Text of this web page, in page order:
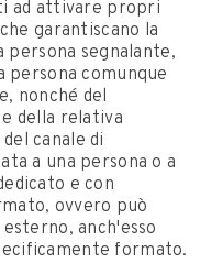
ad attivare propri
garantiscano la
segnalante,
persona comunque
nonché del
della relativa
canale di
a una persona o a
e con
ovvero può
anch'esso
formato.